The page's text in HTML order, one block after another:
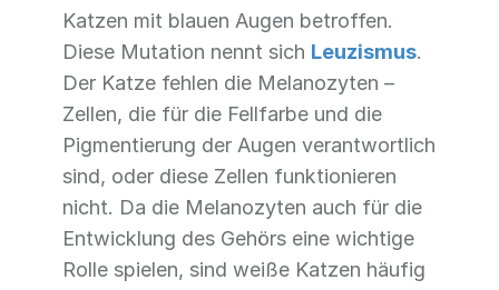
Katzen mit blauen Augen betroffen.
Diese Mutation nennt sich Leuzismus.
Der Katze fehlen die Melanozyten –
Zellen, die für die Fellfarbe und die
Pigmentierung der Augen verantwortlich
sind, oder diese Zellen funktionieren
nicht. Da die Melanozyten auch für die
Entwicklung des Gehörs eine wichtige
Rolle spielen, sind weiße Katzen häufig